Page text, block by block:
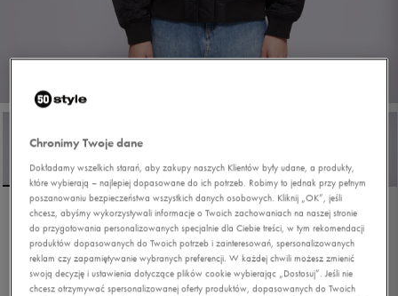
VANS KURTKA BENNETT
BOMBER
0.0(0)
Chronimy Twoje dane
Dokładamy wszelkich starań, aby zakupy naszych Klientów były udane, a produkty,
które wybierają – najlepiej dopasowane do ich potrzeb. Robimy to jednak przy pełnym
poszanowaniu bezpieczeństwa wszystkich danych osobowych. Kliknij „OK”, jeśli
chcesz, abyśmy wykorzystywali informacje o Twoich zachowaniach na naszej stronie
do przygotowania personalizowanych specjalnie dla Ciebie treści, w tym rekomendacji
produktów dopasowanych do Twoich potrzeb i zainteresowań, spersonalizowanych
reklam czy zapamiętywanie wybranych preferencji. W każdej chwili możesz zmienić
swoją decyzję i ustawienia dotyczące plików cookie wybierając „Dostosuj”. Jeśli nie
chcesz otrzymywać spersonalizowanej oferty produktów, dopasowanych do Twoich